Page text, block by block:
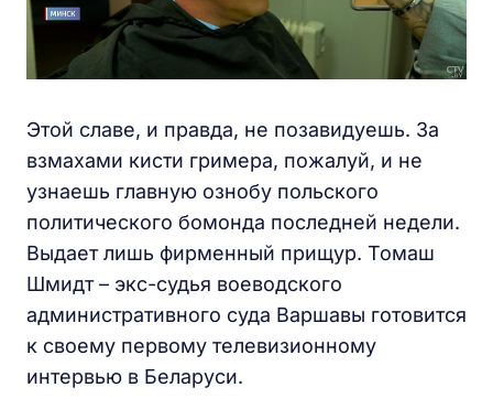
Этой славе, и правда, не позавидуешь. За
взмахами кисти гримера, пожалуй, и не
узнаешь главную ознобу польского
политического бомонда последней недели.
Выдает лишь фирменный прищур. Томаш
Шмидт – экс-судья воеводского
административного суда Варшавы готовится
к своему первому телевизионному
интервью в Беларуси.